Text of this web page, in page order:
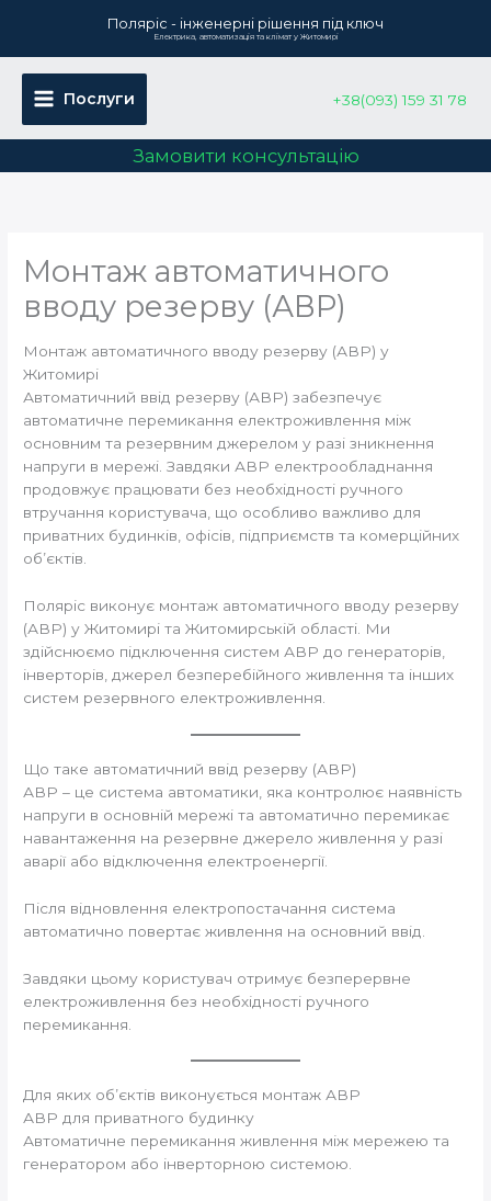
вмісту
Поляріс - інженерні рішення під ключ
Електрика, автоматизація та клімат у Житомирі
Послуги +38(093) 159 31 78
Замовити консультацію
Монтаж автоматичного
вводу резерву (АВР)
Монтаж автоматичного вводу резерву (АВР) у
Житомирі
Автоматичний ввід резерву (АВР) забезпечує
автоматичне перемикання електроживлення між
основним та резервним джерелом у разі зникнення
напруги в мережі. Завдяки АВР електрообладнання
продовжує працювати без необхідності ручного
втручання користувача, що особливо важливо для
приватних будинків, офісів, підприємств та комерційних
об’єктів.
Поляріс виконує монтаж автоматичного вводу резерву
(АВР) у Житомирі та Житомирській області. Ми
здійснюємо підключення систем АВР до генераторів,
інверторів, джерел безперебійного живлення та інших
систем резервного електроживлення.
Що таке автоматичний ввід резерву (АВР)
АВР – це система автоматики, яка контролює наявність
напруги в основній мережі та автоматично перемикає
навантаження на резервне джерело живлення у разі
аварії або відключення електроенергії.
Після відновлення електропостачання система
автоматично повертає живлення на основний ввід.
Завдяки цьому користувач отримує безперервне
електроживлення без необхідності ручного
перемикання.
Для яких об’єктів виконується монтаж АВР
АВР для приватного будинку
Автоматичне перемикання живлення між мережею та
генератором або інверторною системою.